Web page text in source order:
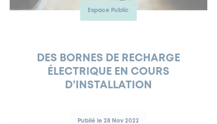
EAU POTABLE ET ASSAINISSEMENT
INFORMATIONS PRATIQUES
SUBVENTIONS
FERMETURES EXCEPTIONNELLES
PANNEAUX D’AFFICHAGE LIBRE
GRÖBENZELL
DÉVELOPPEMENT DURABLE
ÉCONOMIES D’ÉNERGIE
Espace Public
DES BORNES DE RECHARGE
ÉLECTRIQUE EN COURS
D’INSTALLATION
Publié le 28 Nov 2022